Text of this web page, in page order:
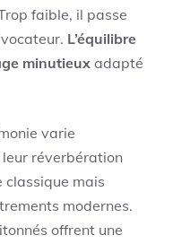
faible, il passe
L’équilibre
minutieux adapté
varie
réverbération
classique mais
modernes.
offrent une